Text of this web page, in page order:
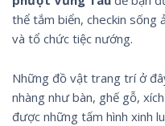
thể tắm biển, checkin sống
và tổ chức tiệc nướng.
Những đồ vật trang trí ở
nhàng như bàn, ghế gỗ,
được những tấm hình xinh